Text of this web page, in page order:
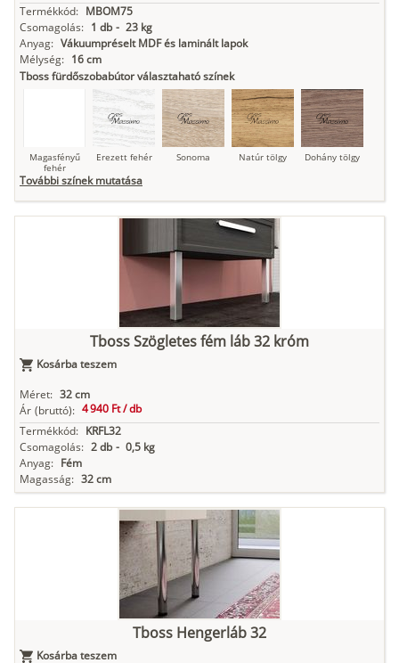
Termékkód: MBOM75
Csomagolás: 1 db - 23 kg
Anyag: Vákuumpréselt MDF és laminált lapok
Mélység: 16 cm
Tboss fürdőszobabútor választaható színek
Magasfényű
fehér
Erezett fehér Sonoma Natúr tölgy Dohány tölgy
Loft beton
Szupermatt
fehér
Nádzöld Füstös zöld
Antracit
További színek mutatása
Tboss Szögletes fém láb 32 króm
Kosárba teszem
Méret: 32 cm
Ár (bruttó): 4 940 Ft /db
Termékkód: KRFL32
Csomagolás: 2 db - 0,5 kg
Anyag: Fém
Magasság: 32 cm
Tboss Hengerláb 32
Kosárba teszem